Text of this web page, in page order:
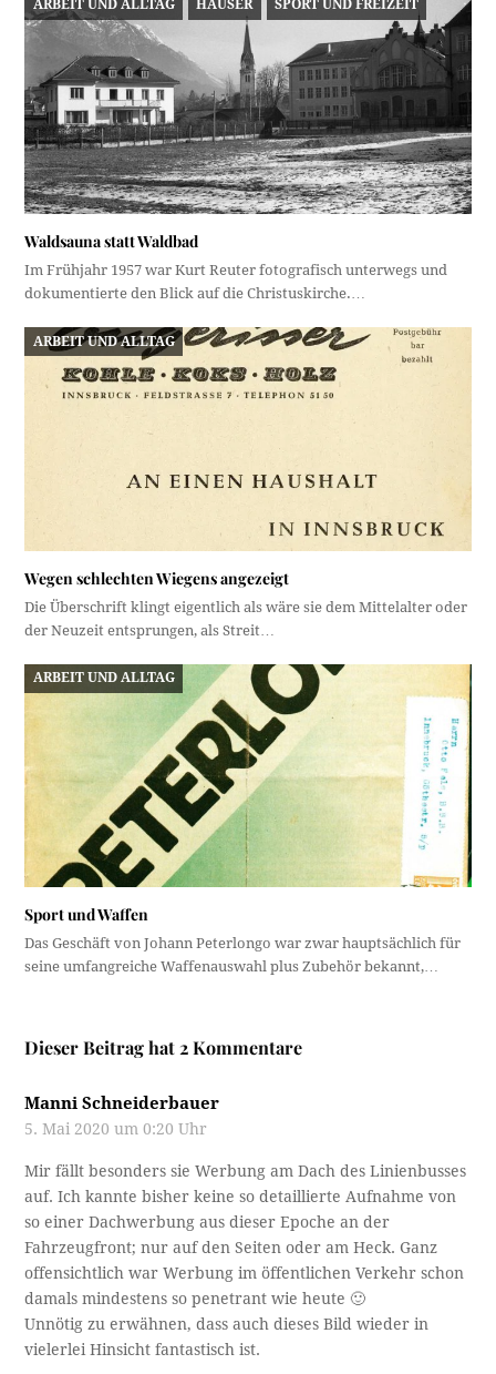
ARBEIT UND ALLTAG HÄUSER SPORT UND FREIZEIT
Waldsauna statt Waldbad
Im Frühjahr 1957 war Kurt Reuter fotografisch unterwegs und
dokumentierte den Blick auf die Christuskirche.…
ARBEIT UND ALLTAG
Wegen schlechten Wiegens angezeigt
Die Überschrift klingt eigentlich als wäre sie dem Mittelalter oder
der Neuzeit entsprungen, als Streit…
ARBEIT UND ALLTAG
Sport und Waffen
Das Geschäft von Johann Peterlongo war zwar hauptsächlich für
seine umfangreiche Waffenauswahl plus Zubehör bekannt,…
Dieser Beitrag hat 2 Kommentare
Manni Schneiderbauer
5. Mai 2020 um 0:20 Uhr
Mir fällt besonders sie Werbung am Dach des Linienbusses
auf. Ich kannte bisher keine so detaillierte Aufnahme von
so einer Dachwerbung aus dieser Epoche an der
Fahrzeugfront; nur auf den Seiten oder am Heck. Ganz
offensichtlich war Werbung im öffentlichen Verkehr schon
damals mindestens so penetrant wie heute 🙂
Unnötig zu erwähnen, dass auch dieses Bild wieder in
vielerlei Hinsicht fantastisch ist.